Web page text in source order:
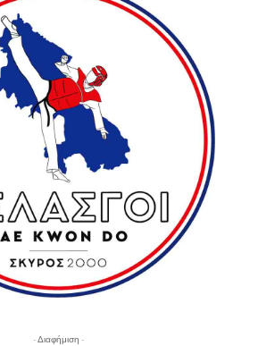
- Διαφήμιση -